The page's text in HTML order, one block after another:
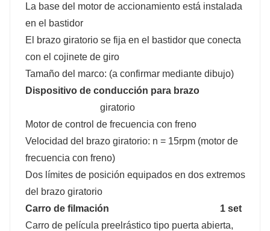
La base del motor de accionamiento está instalada
en el bastidor
El brazo giratorio se fija en el bastidor que conecta
con el cojinete de giro
Tamaño del marco: (a confirmar mediante dibujo)
Dispositivo de conducción para brazo
giratorio
Motor de control de frecuencia con freno
Velocidad del brazo giratorio: n = 15rpm (motor de
frecuencia con freno)
Dos límites de posición equipados en dos extremos
del brazo giratorio
Carro de filmación
1 set
Carro de película preelrástico tipo puerta abierta,